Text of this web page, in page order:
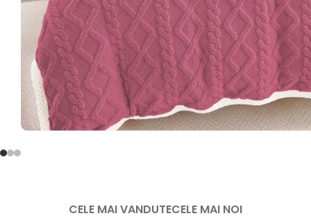
CELE MAI VANDUTECELE MAI NOI